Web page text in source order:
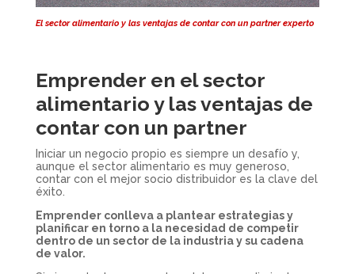
El sector alimentario y las ventajas de contar con un partner experto
Emprender en el sector
alimentario y las ventajas de
contar con un partner
Iniciar un negocio propio es siempre un desafío y,
aunque el sector alimentario es muy generoso,
contar con el mejor socio distribuidor es la clave del
éxito.
Emprender conlleva a plantear estrategias y
planificar en torno a la necesidad de competir
dentro de un sector de la industria y su cadena
de valor.